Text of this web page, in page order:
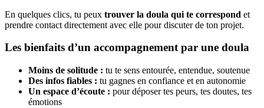
En quelques clics, tu peux trouver la doula qui te correspond et
prendre contact directement avec elle pour discuter de ton projet.
Les bienfaits d’un accompagnement par une doula
Moins de solitude : tu te sens entourée, entendue, soutenue
Des infos fiables : tu gagnes en confiance et en autonomie
Un espace d’écoute : pour déposer tes peurs, tes doutes, tes
émotions